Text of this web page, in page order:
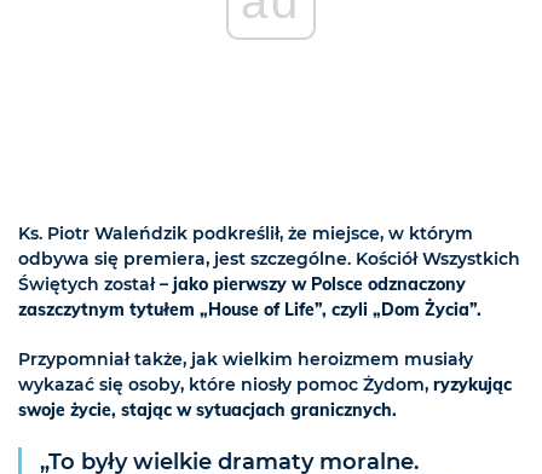
Ks. Piotr Waleńdzik podkreślił, że miejsce, w którym
odbywa się premiera, jest szczególne. Kościół Wszystkich
Świętych został – jako pierwszy w Polsce odznaczony
zaszczytnym tytułem „House of Life”, czyli „Dom Życia”.
Przypomniał także, jak wielkim heroizmem musiały
wykazać się osoby, które niosły pomoc Żydom, ryzykując
swoje życie, stając w sytuacjach granicznych.
„To były wielkie dramaty moralne.